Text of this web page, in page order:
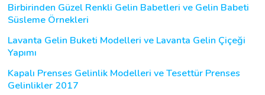
Birbirinden Güzel Renkli Gelin Babetleri ve Gelin Babeti
Süsleme Örnekleri
Lavanta Gelin Buketi Modelleri ve Lavanta Gelin Çiçeği
Yapımı
Kapalı Prenses Gelinlik Modelleri ve Tesettür Prenses
Gelinlikler 2017